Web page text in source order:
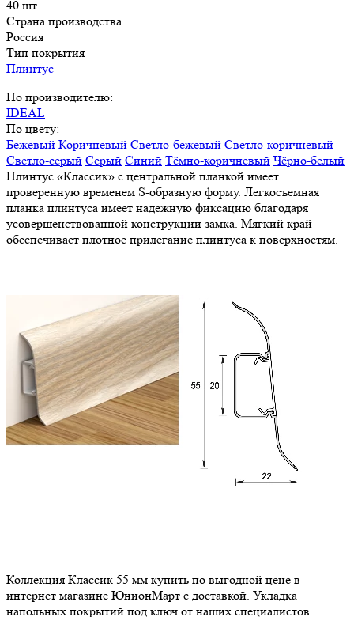
40 шт.
Страна производства
Россия
Тип покрытия
Плинтус
По производителю:
IDEAL
По цвету:
Бежевый Коричневый Светло-бежевый Светло-коричневый
Светло-серый Серый Синий Тёмно-коричневый Чёрно-белый
Плинтус «Классик» с центральной планкой имеет
проверенную временем S-образную форму. Легкосъемная
планка плинтуса имеет надежную фиксацию благодаря
усовершенствованной конструкции замка. Мягкий край
обеспечивает плотное прилегание плинтуса к поверхностям.
Коллекция Классик 55 мм купить по выгодной цене в
интернет магазине ЮнионМарт с доставкой. Укладка
напольных покрытий под ключ от наших специалистов.